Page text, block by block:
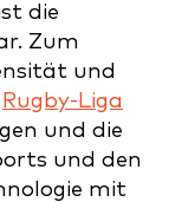
die
Zum
und
Rugby-Liga
und die
und den
mit